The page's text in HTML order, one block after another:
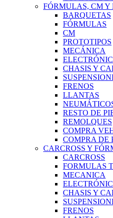
FÓRMULAS, CM Y
BARQUETAS
FÓRMULAS
CM
PROTOTIPOS
MECÁNICA
CHASIS Y
FRENOS
LLANTAS
RESTO DE
REMOLQUES
COMPRA
COMPRA DE
CARCROSS Y
CARCROSS
FORMULAS
MECANICA
CHASIS Y
FRENOS